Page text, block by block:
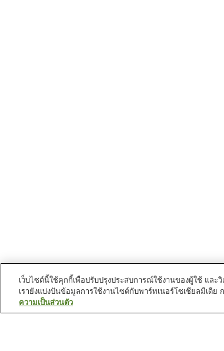
เว็บไซต์นี้ใช้คุกกี้เพื่อปรับปรุงประสบการณ์ใช้งานของผู้ใช้ และ
เรายังแบ่งปันข้อมูลการใช้งานไซต์กับพาร์ทเนอร์โซเชียลมีเดีย
ความเป็นส่วนตัว